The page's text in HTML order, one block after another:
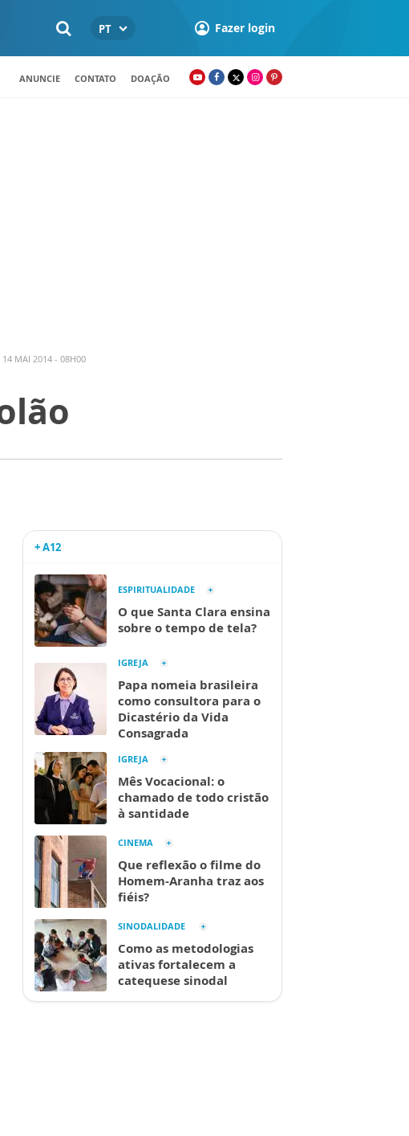
PT Fazer login
ANUNCIE CONTATO DOAÇÃO
14 MAI 2014 - 08H00
+ A12
ESPIRITUALIDADE
O que Santa Clara ensina
sobre o tempo de tela?
IGREJA
Papa nomeia brasileira
como consultora para o
Dicastério da Vida
Consagrada
IGREJA
Mês Vocacional: o
chamado de todo cristão
à santidade
CINEMA
Que reflexão o filme do
Homem-Aranha traz aos
fiéis?
SINODALIDADE
Como as metodologias
ativas fortalecem a
catequese sinodal